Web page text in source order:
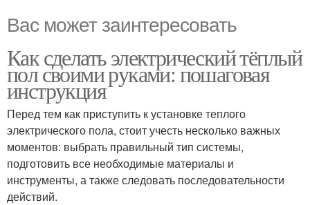
Вас может заинтересовать
Как сделать электрический тёплый
пол своими руками: пошаговая
инструкция
Перед тем как приступить к установке теплого
электрического пола, стоит учесть несколько важных
моментов: выбрать правильный тип системы,
подготовить все необходимые материалы и
инструменты, а также следовать последовательности
действий.